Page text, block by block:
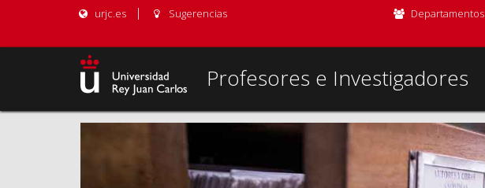
urjc.es Sugerencias Departamentos
Profesores e Investigadores